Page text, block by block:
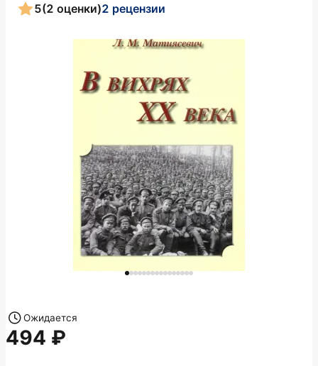
5(2 оценки)2 рецензии
Ожидается
494